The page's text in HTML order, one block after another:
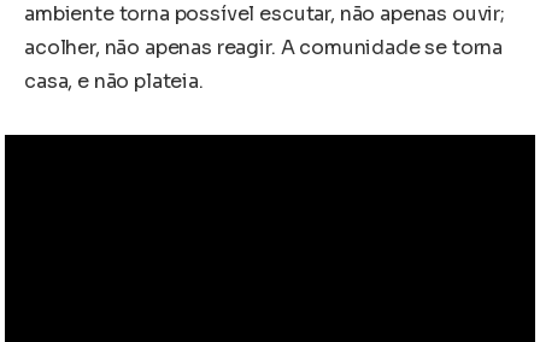
ambiente torna possível escutar, não apenas ouvir;
acolher, não apenas reagir. A comunidade se torna
casa, e não plateia.